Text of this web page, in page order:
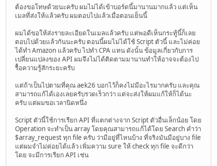
ต้องขอโทษด้วยนะครับ ผมไม่ได้เข้าบอร์ดนี้มานานมากแล้ว แต่เห็น
เมลที่ส่งให้แล้วครับ ผมตอบไปแล้วเมื่อตอนเย็นนี้
ผมได้ขอให้ส่งรายละเอียดในเมลแล้วครับ แต่พอดีเห็นกระทู้นี้ก็เลย
ตอบไปด้วยแล้วกันนะครับ ตอนนี้ผมไม่ได้ใช้ Script ตัวนี้ และไม่ค่อย
ได้ทำ Amazon แล้วครับ ไปทำ CPA แทน ดังนั้น ข้อมูลเกี่ยวกับการ
เปลี่ยนแปลงของ API ผมจึงไม่ได้ติดตามมานานทำให้อาจจะต้องไป
รื้อความรู้สักระยะครับ
แต่ถ้าเป็นไปตามที่คุณ aek26 บอกไว้ก็คงไม่มีอะไรมากครับ และคุณ
สามารถแก้ได้เองเลยครับรวดเร็วกว่า แต่จะส่งให้ผมแก้ให้ก็ได้นะ
ครับ แต่ผมขอเวลานิดหนึ่ง
Script ตัวนี้ใช้การเรียก API ที่แตกต่างจาก Script ตัวอื่นเล็กน้อย โดย
Operation จะทำเป็น array โดยคุณสามารถแก้ได้โดย Search คำว่า
$array_request ทุก file ครับ ว่ามีอยู่ที่ไหนบ้าง ที่จริงมันมีอยู่บาง file
แต่ผมจำไม่ค่อยได้แล้ว เพิ่มความ sure ให้ check ทุก file จะดีกว่า
โดย จะมีการเรียก API เช่น